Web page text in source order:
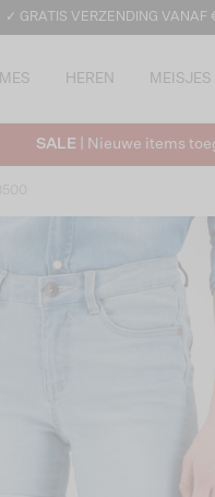
✓ GRATIS VERZENDING VANAF
HEREN MEISJES
SALE | Nieuwe items